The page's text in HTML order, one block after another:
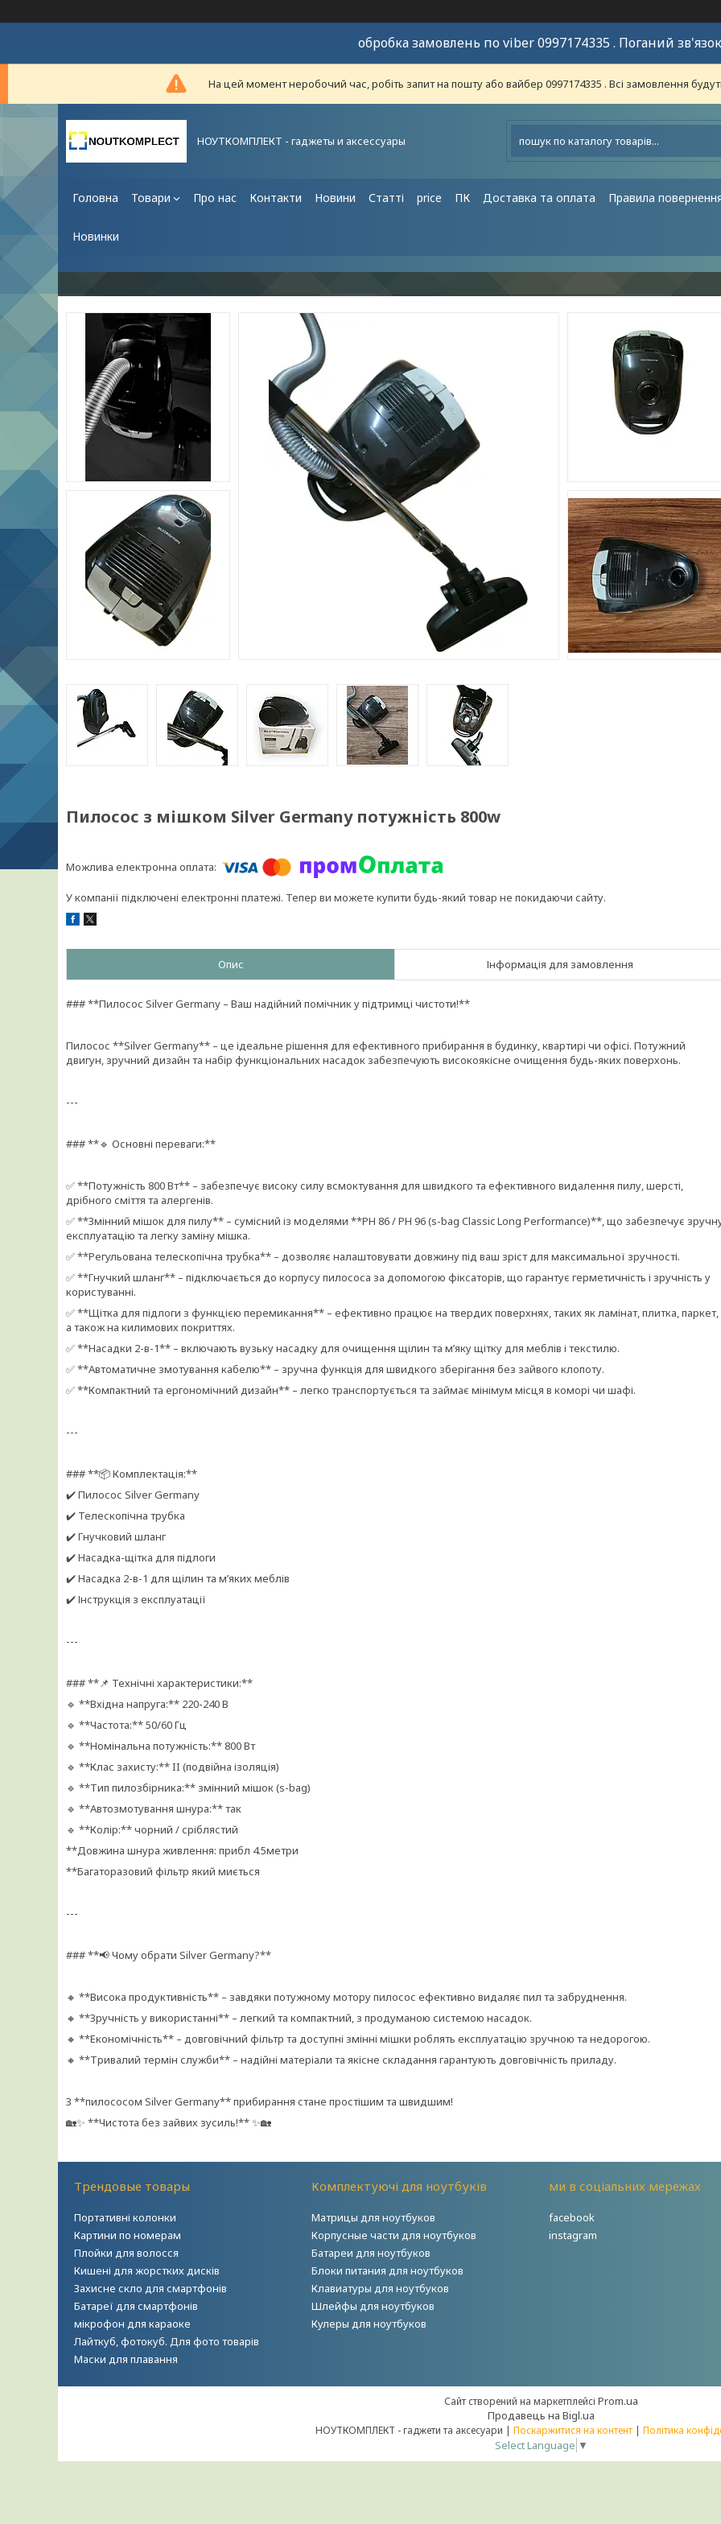
обробка замовлень по viber 0997174335 . Поганий
На цей момент неробочий час, робіть запит на пошту або вайбер 0997174335 . Всі замовлення
НОУТКОМПЛЕКТ - гаджеты и аксессуары
Головна Товари Про нас Контакти Новини Статті price ПК Доставка та оплата Правила
Новинки
Пилосос з мішком Silver Germany потужність 800w
У компанії підключені електронні платежі. Тепер ви можете купити будь-який товар не покидаючи сайту.
Опис Інформація для замовлення
### **Пилосос Silver Germany – Ваш надійний помічник у підтримці чистоти!**
Пилосос **Silver Germany** – це ідеальне рішення для ефективного прибирання в будинку, квартирі чи офісі. Потужний
двигун, зручний дизайн та набір функціональних насадок забезпечують високоякісне очищення будь-яких поверхонь.
---
### **🔹 Основні переваги:**
✅ **Потужність 800 Вт** – забезпечує високу силу всмоктування для швидкого та ефективного видалення пилу, шерсті,
дрібного сміття та алергенів.
✅ **Змінний мішок для пилу** – сумісний із моделями **PH 86 / PH 96 (s-bag Classic Long Performance)**, що забезпечує
експлуатацію та легку заміну мішка.
✅ **Регульована телескопічна трубка** – дозволяє налаштовувати довжину під ваш зріст для максимальної зручності.
✅ **Гнучкий шланг** – підключається до корпусу пилососа за допомогою фіксаторів, що гарантує герметичність і зручність у
користуванні.
✅ **Щітка для підлоги з функцією перемикання** – ефективно працює на твердих поверхнях, таких як ламінат, плитка, паркет,
а також на килимових покриттях.
✅ **Насадки 2-в-1** – включають вузьку насадку для очищення щілин та м’яку щітку для меблів і текстилю.
✅ **Автоматичне змотування кабелю** – зручна функція для швидкого зберігання без зайвого клопоту.
✅ **Компактний та ергономічний дизайн** – легко транспортується та займає мінімум місця в коморі чи шафі.
---
### **📦 Комплектація:**
✔️ Пилосос Silver Germany
✔️ Телескопічна трубка
✔️ Гнучковий шланг
✔️ Насадка-щітка для підлоги
✔️ Насадка 2-в-1 для щілин та м’яких меблів
✔️ Інструкція з експлуатації
---
### **📌 Технічні характеристики:**
🔹 **Вхідна напруга:** 220-240 В
🔹 **Частота:** 50/60 Гц
🔹 **Номінальна потужність:** 800 Вт
🔹 **Клас захисту:** II (подвійна ізоляція)
🔹 **Тип пилозбірника:** змінний мішок (s-bag)
🔹 **Автозмотування шнура:** так
🔹 **Колір:** чорний / сріблястий
**Довжина шнура живлення: прибл 4.5метри
**Багаторазовий фільтр який миється
---
### **📢 Чому обрати Silver Germany?**
🔸 **Висока продуктивність** – завдяки потужному мотору пилосос ефективно видаляє пил та забруднення.
🔸 **Зручність у використанні** – легкий та компактний, з продуманою системою насадок.
🔸 **Економічність** – довговічний фільтр та доступні змінні мішки роблять експлуатацію зручною та недорогою.
🔸 **Тривалий термін служби** – надійні матеріали та якісне складання гарантують довговічність приладу.
З **пилососом Silver Germany** прибирання стане простішим та швидшим!
🏡✨ **Чистота без зайвих зусиль!** ✨🏡
Трендовые товары
Портативні колонки
Картини по номерам
Плойки для волосся
Кишені для жорстких дисків
Захисне скло для смартфонів
Батареї для смартфонів
мікрофон для караоке
Лайткуб, фотокуб. Для фото товарів
Маски для плавання
Комплектуючі для ноутбуків
Матрицы для ноутбуков
Корпусные части для ноутбуков
Батареи для ноутбуков
Блоки питания для ноутбуков
Клавиатуры для ноутбуков
Шлейфы для ноутбуков
Кулеры для ноутбуков
ми в соціальних мережах
facebook
instagram
Сайт створений на маркетплейсі Prom.ua
Продавець на Bigl.ua
НОУТКОМПЛЕКТ - гаджети та аксесуари | Поскаржитися на контент | Політика
Select Language ▼